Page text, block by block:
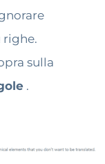
righe.
sulla
.